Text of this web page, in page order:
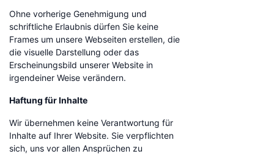
Ohne vorherige Genehmigung und
schriftliche Erlaubnis dürfen Sie keine
Frames um unsere Webseiten erstellen, die
die visuelle Darstellung oder das
Erscheinungsbild unserer Website in
irgendeiner Weise verändern.
Haftung für Inhalte
Wir übernehmen keine Verantwortung für
Inhalte auf Ihrer Website. Sie verpflichten
sich, uns vor allen Ansprüchen zu